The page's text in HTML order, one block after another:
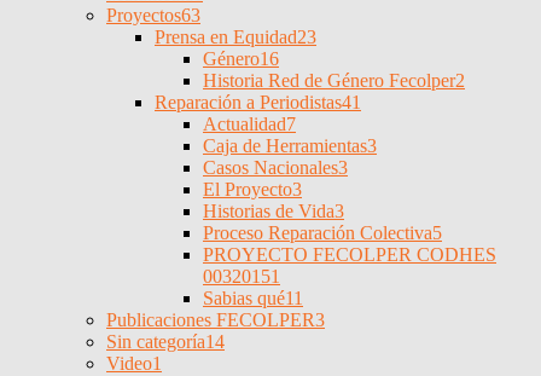
Proyectos63
Prensa en Equidad23
Género16
Historia Red de Género Fecolper2
Reparación a Periodistas41
Actualidad7
Caja de Herramientas3
Casos Nacionales3
El Proyecto3
Historias de Vida3
Proceso Reparación Colectiva5
PROYECTO FECOLPER CODHES
00320151
Sabias qué11
Publicaciones FECOLPER3
Sin categoría14
Video1